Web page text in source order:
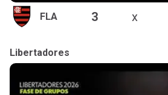
FLA 3 x
Libertadores